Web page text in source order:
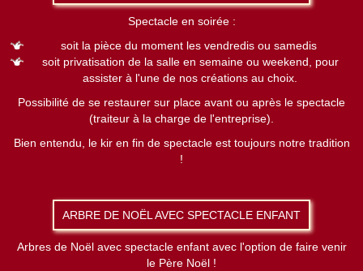
Spectacle en soirée :
soit la pièce du moment les vendredis ou samedis
soit privatisation de la salle en semaine ou weekend, pour
assister à l'une de nos créations au choix.
Possibilité de se restaurer sur place avant ou après le spectacle
(traiteur à la charge de l'entreprise).
Bien entendu, le kir en fin de spectacle est toujours notre tradition
!
ARBRE DE NOËL AVEC SPECTACLE ENFANT
Arbres de Noël avec spectacle enfant avec l'option de faire venir
le Père Noël !